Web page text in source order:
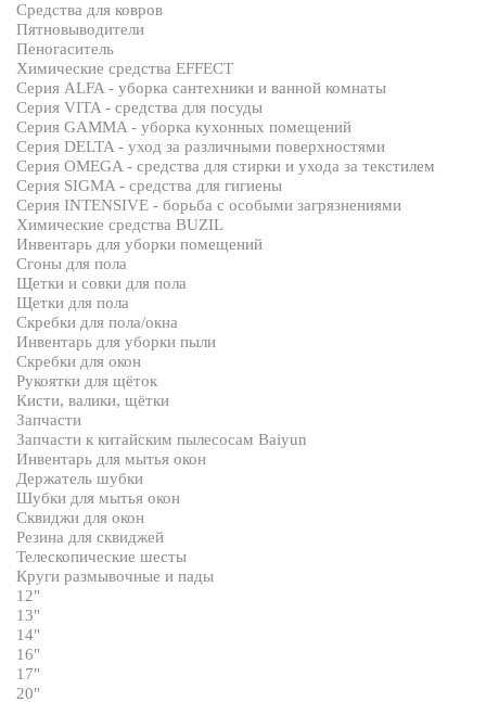
Средства для ковров
Пятновыводители
Пеногаситель
Химические средства EFFECT
Серия ALFA - уборка сантехники и ванной комнаты
Серия VITA - средства для посуды
Серия GAMMA - уборка кухонных помещений
Серия DELTA - уход за различными поверхностями
Серия OMEGA - средства для стирки и ухода за текстилем
Серия SIGMA - средства для гигиены
Серия INTENSIVE - борьба с особыми загрязнениями
Химические средства BUZIL
Инвентарь для уборки помещений
Сгоны для пола
Щетки и совки для пола
Щетки для пола
Скребки для пола/окна
Инвентарь для уборки пыли
Скребки для окон
Рукоятки для щёток
Кисти, валики, щётки
Запчасти
Запчасти к китайским пылесосам Baiyun
Инвентарь для мытья окон
Держатель шубки
Шубки для мытья окон
Сквиджи для окон
Резина для сквиджей
Телескопические шесты
Круги размывочные и пады
12"
13"
14"
16"
17"
20"